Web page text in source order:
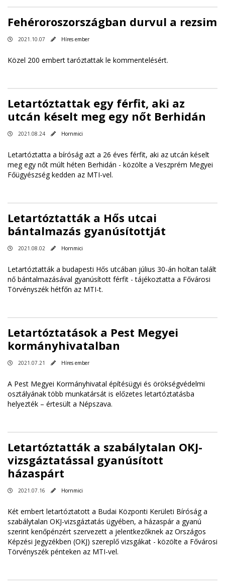
Fehéroroszországban durvul a rezsim
2021.10.07 Híres ember
Közel 200 embert taróztattak le kommentelésért.
Letartóztattak egy férfit, aki az
utcán késelt meg egy nőt Berhidán
2021.08.24 Hornmici
Letartóztatta a bíróság azt a 26 éves férfit, aki az utcán késelt
meg egy nőt múlt héten Berhidán - közölte a Veszprém Megyei
Főügyészség kedden az MTI-vel.
Letartóztatták a Hős utcai
bántalmazás gyanúsítottját
2021.08.02 Hornmici
Letartóztatták a budapesti Hős utcában július 30-án holtan talált
nő bántalmazásával gyanúsított férfit - tájékoztatta a Fővárosi
Törvényszék hétfőn az MTI-t.
Letartóztatások a Pest Megyei
kormányhivatalban
2021.07.21 Híres ember
A Pest Megyei Kormányhivatal építésügyi és örökségvédelmi
osztályának több munkatársát is előzetes letartóztatásba
helyezték – értesült a Népszava.
Letartóztatták a szabálytalan OKJ-
vizsgáztatással gyanúsított
házaspárt
2021.07.16 Hornmici
Két embert letartóztatott a Budai Központi Kerületi Bíróság a
szabálytalan OKJ-vizsgáztatás ügyében, a házaspár a gyanú
szerint kenőpénzért szervezett a jelentkezőknek az Országos
Képzési Jegyzékben (OKJ) szereplő vizsgákat - közölte a Fővárosi
Törvényszék pénteken az MTI-vel.